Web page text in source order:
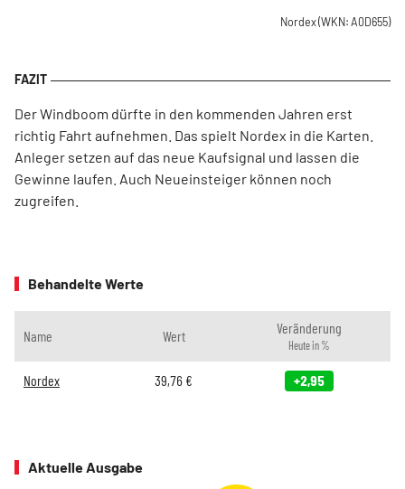
Nordex(WKN: A0D655)
Der Windboom dürfte in den kommenden Jahren erst
richtig Fahrt aufnehmen. Das spielt Nordex in die Karten.
Anleger setzen auf das neue Kaufsignal und lassen die
Gewinne laufen. Auch Neueinsteiger können noch
zugreifen.
Behandelte Werte
Name Wert Veränderung
Heute in %
Nordex 39,76 € +2,95
Aktuelle Ausgabe